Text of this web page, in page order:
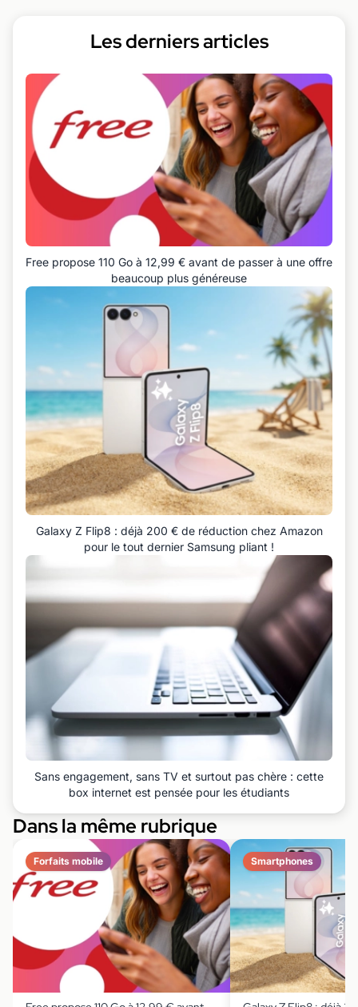
Les derniers articles
Free propose 110 Go à 12,99 € avant de passer à une offre
beaucoup plus généreuse
Galaxy Z Flip8 : déjà 200 € de réduction chez Amazon
pour le tout dernier Samsung pliant !
Sans engagement, sans TV et surtout pas chère : cette
box internet est pensée pour les étudiants
Dans la même rubrique
Forfaits mobile Smartphones